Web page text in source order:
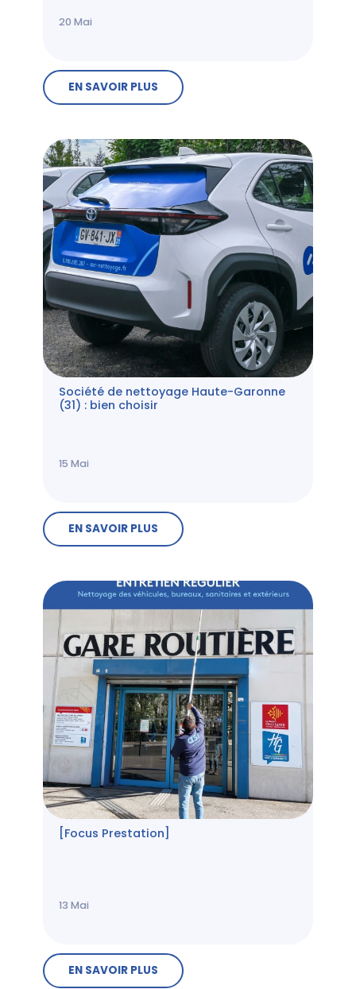
20 Mai
EN SAVOIR PLUS
Société de nettoyage Haute-Garonne
(31) : bien choisir
15 Mai
EN SAVOIR PLUS
[Focus Prestation]
13 Mai
EN SAVOIR PLUS